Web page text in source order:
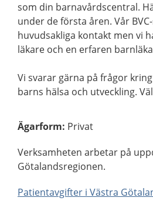
som din barnavårdscentral.
under de första åren. Vår
huvudsakliga kontakt men vi
läkare och en erfaren
Vi svarar gärna på frågor
barns hälsa och utveckling.
Ägarform: Privat
Verksamheten arbetar på
Götalandsregionen.
Patientavgifter i Västra